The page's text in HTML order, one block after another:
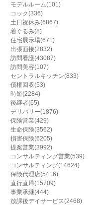
モデルルーム(101)
コック(336)
土日祝休み(6867)
着ぐるみ(8)
住宅展示場(671)
出張面接(2832)
訪問看護(43087)
訪問美容(107)
セントラルキッチン(833)
債権回収(53)
時短(2284)
後継者(65)
デリバリー(1876)
保険営業(429)
生命保険(3562)
損害保険(6205)
提案営業(3992)
コンサルティング営業(539)
コンサルティング(14624)
保険代理店(5416)
直行直帰(15709)
事業承継(444)
放課後デイサービス(2468)